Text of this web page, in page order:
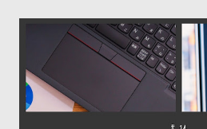
て、いろいろな表現が出てくると思
業支援アプリは「営業マネジメント
ます。 ここでいう、自社の「営業マ
というのは、どういうことでしょう
は、「営業マネジメントを整える」